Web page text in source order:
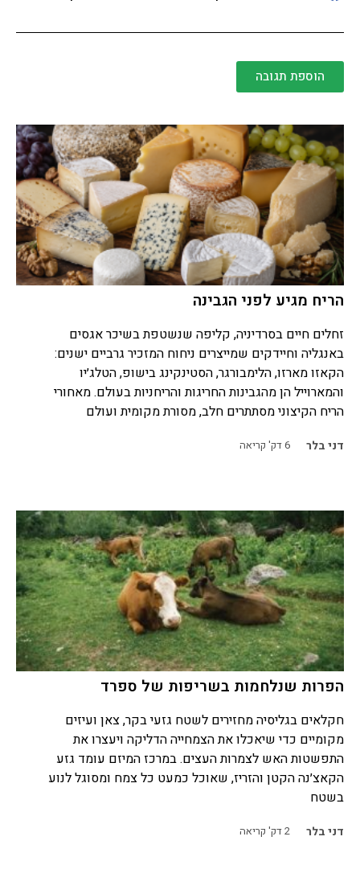
הוספת תגובה
הריח מגיע לפני הגבינה
זחלים חיים בסרדיניה, קליפה שנשטפת בשיכר אגסים
באנגליה וחיידקים שמייצרים ניחוח המזכיר גרביים ישנים:
הקאזו מארזו, הלימבורגר, הסטינקינג בישופ, הטלג׳יו
והמארוייל הן מהגבינות החריגות והריחניות בעולם. מאחורי
הריח הקיצוני מסתתרים חלב, מסורת מקומית ועולם
דני בלר 6דק' קריאה
הפרות שנלחמות בשריפות של ספרד
חקלאים בגליסיה מחזירים לשטח גזעי בקר, צאן ועיזים
מקומיים כדי שיאכלו את הצמחייה הדליקה ויעצרו את
התפשטות האש לצמרות העצים. במרכז המיזם עומד גזע
הקאצ׳נה הקטן והזריז, שאוכל כמעט כל צמח ומסוגל לנוע
בשטח
דני בלר 2דק' קריאה